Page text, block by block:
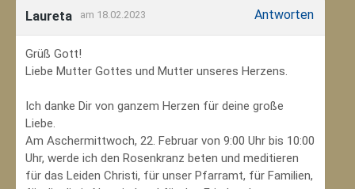
Laureta am 18.02.2023 Antworten
Grüß Gott!
Liebe Mutter Gottes und Mutter unseres Herzens.
Ich danke Dir von ganzem Herzen für deine große
Liebe.
Am Aschermittwoch, 22. Februar von 9:00 Uhr bis 10:00
Uhr, werde ich den Rosenkranz beten und meditieren
für das Leiden Christi, für unser Pfarramt, für Familien,